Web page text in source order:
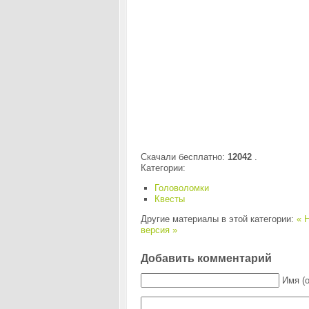
Скачали бесплатно: 12042.
Категории:
Головоломки
Квесты
Другие материалы в этой категории: «
версия »
Добавить комментарий
Имя